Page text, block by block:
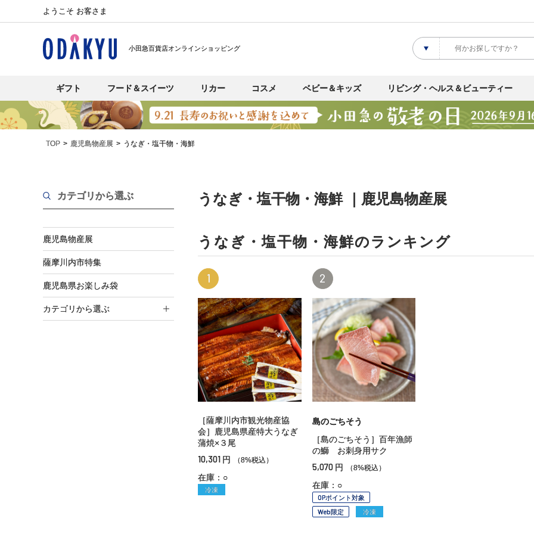
ようこそ お客さま
小田急百貨店オンラインショッピング
ギフト フード＆スイーツ リカー コスメ ベビー＆キッズ リビング・ヘルス＆ビューティー
TOP 鹿児島物産展 うなぎ・塩干物・海鮮
カテゴリから選ぶ
鹿児島物産展
薩摩川内市特集
鹿児島県お楽しみ袋
カテゴリから選ぶ
うなぎ・塩干物・海鮮 ｜鹿児島物産展
うなぎ・塩干物・海鮮のランキング
1
［薩摩川内市観光物産協
会］鹿児島県産特大うなぎ
蒲焼×３尾
10,301 円 （8%税込）
在庫：○
冷凍
2
島のごちそう
［島のごちそう］百年漁師
の鰤 お刺身用サク
5,070 円 （8%税込）
在庫：○
OPポイント対象
Web限定
冷凍